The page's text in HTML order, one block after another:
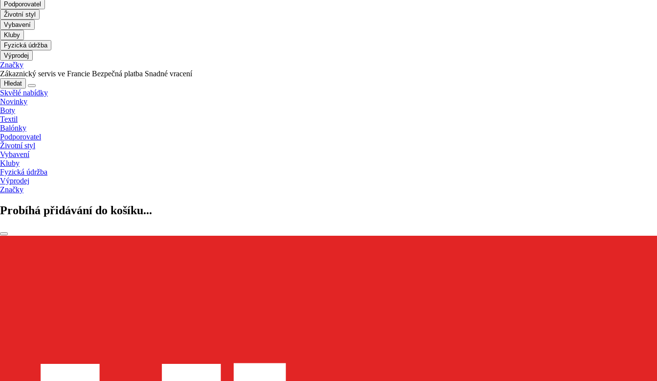
Podporovatel
Životní styl
Vybavení
Kluby
Fyzická údržba
Výprodej
Značky
Zákaznický servis ve Francie Bezpečná platba Snadné vracení
Hledat
Skvělé nabídky
Novinky
Boty
Textil
Balónky
Podporovatel
Životní styl
Vybavení
Kluby
Fyzická údržba
Výprodej
Značky
Probíhá přidávání do košíku...